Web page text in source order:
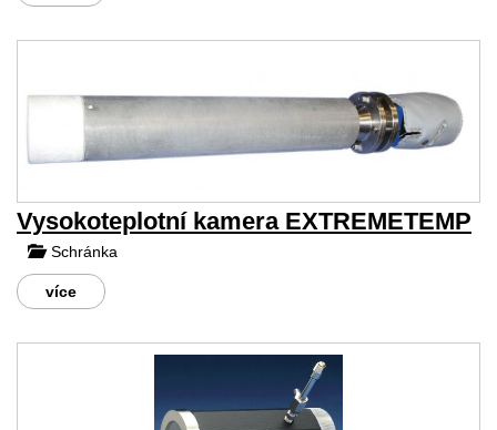
Vysokoteplotní kamera EXTREMETEMP
Schránka
více